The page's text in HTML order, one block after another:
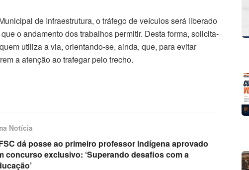
de Infraestrutura, o tráfego de veículos será liberado
o andamento dos trabalhos permitir. Desta forma, solicita-
utiliza a via, orientando-se, ainda, que, para evitar
a atenção ao trafegar pelo trecho.
Notícia
dá posse ao primeiro professor indígena aprovado
concurso exclusivo: ‘Superando desafios com a